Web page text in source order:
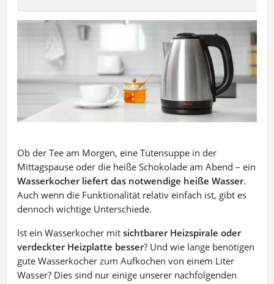
Ob der Tee am Morgen, eine Tütensuppe in der
Mittagspause oder die heiße Schokolade am Abend – ein
Wasserkocher liefert das notwendige heiße Wasser.
Auch wenn die Funktionalität relativ einfach ist, gibt es
dennoch wichtige Unterschiede.
Ist ein Wasserkocher mit sichtbarer Heizspirale oder
verdeckter Heizplatte besser? Und wie lange benötigen
gute Wasserkocher zum Aufkochen von einem Liter
Wasser? Dies sind nur einige unserer nachfolgenden